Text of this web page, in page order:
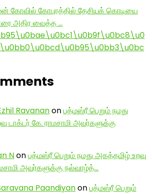
கோவில் கோபுரத்தில் தேசியக் கொடியை
அதிர வைத்த …
Ravananonபத்மஸ்ரீ பெறும் நமது
டாக்டர் கே. ராமசாமி அவர்களுக்கு
Nonபத்மஸ்ரீ பெறும் நமது அகத்தமிழ் உறவு
அவர்களுக்கு நல்வாழ்த்…
Paandiyanonபத்மஸ்ரீ பெறும்